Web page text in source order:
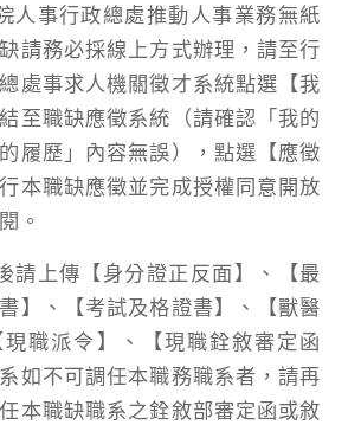
人事行政總處推動人事業務無紙
請務必採線上方式辦理，請至行
處事求人機關徵才系統點選【我
至職缺應徵系統（請確認「我的
履歷」內容無誤），點選【應徵
本職缺應徵並完成授權同意開放
。
請上傳【身分證正反面】、【最
】、【考試及格證書】、【獸醫
職派令】、【現職銓敘審定函
系如不可調任本職務職系者，請再
本職缺職系之銓敘部審定函或敘